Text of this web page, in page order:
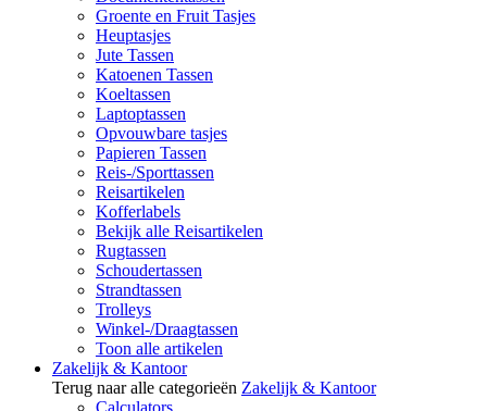
Groente en Fruit Tasjes
Heuptasjes
Jute Tassen
Katoenen Tassen
Koeltassen
Laptoptassen
Opvouwbare tasjes
Papieren Tassen
Reis-/Sporttassen
Reisartikelen
Kofferlabels
Bekijk alle Reisartikelen
Rugtassen
Schoudertassen
Strandtassen
Trolleys
Winkel-/Draagtassen
Toon alle artikelen
Zakelijk & Kantoor
Terug naar alle categorieën Zakelijk & Kantoor
Calculators